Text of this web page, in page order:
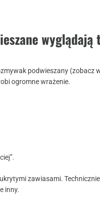
wyglądają
podwieszany (zobacz
ogromne wrażenie.
zawiasami.
inny.